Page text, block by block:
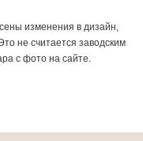
изменения в дизайн,
не считается заводским
с фото на сайте.